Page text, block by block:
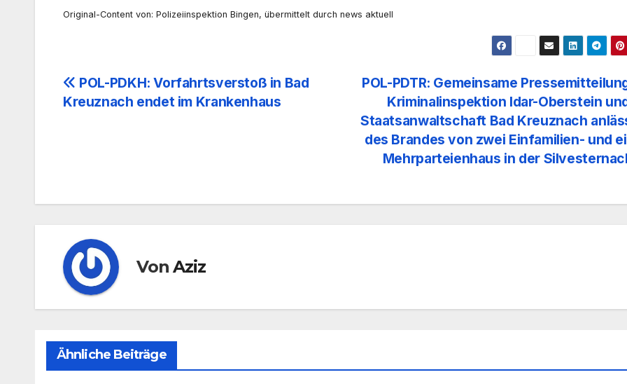
Original-Content von: Polizeiinspektion Bingen, übermittelt durch news aktuell
Beitrags-
POL-PDTR: Gemeinsame
Kriminalinspektion Idar-Oberstein
Staatsanwaltschaft Bad Kreuznach
des Brandes von zwei Einfamilien- und
Mehrparteienhaus in der
POL-PDKH: Vorfahrtsverstoß in Bad
Kreuznach endet im Krankenhaus
VonAziz
Ähnliche Beiträge